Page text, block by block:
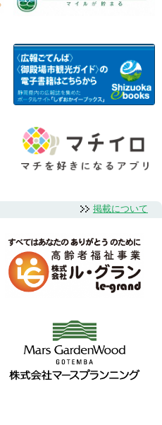
掲載について